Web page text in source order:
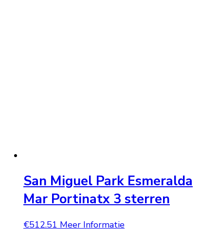
San Miguel Park Esmeralda
Mar Portinatx 3 sterren
€512.51 Meer Informatie